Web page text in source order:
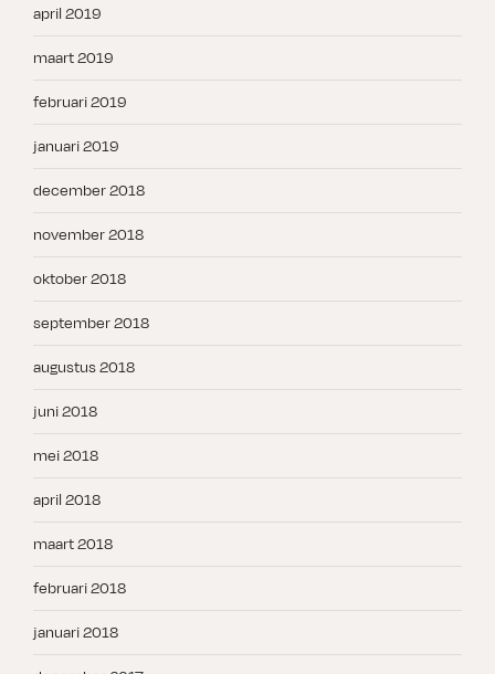
april 2019
maart 2019
februari 2019
januari 2019
december 2018
november 2018
oktober 2018
september 2018
augustus 2018
juni 2018
mei 2018
april 2018
maart 2018
februari 2018
januari 2018